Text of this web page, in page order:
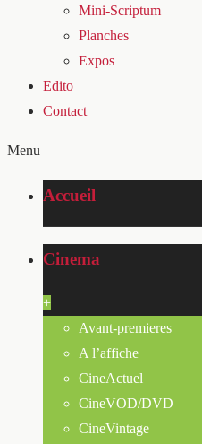
Mini-Scriptum
Planches
Expos
Edito
Contact
Menu
Accueil
Cinema
+
Avant-premieres
A l’affiche
CineActuel
CineVOD/DVD
CineVintage